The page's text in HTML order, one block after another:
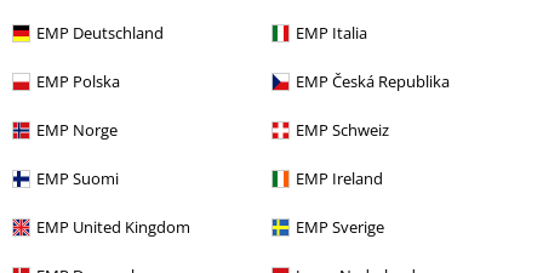
EMP Deutschland EMP Italia
EMP Polska EMP Česká Republika
EMP Norge EMP Schweiz
EMP Suomi EMP Ireland
EMP United Kingdom EMP Sverige
Kommentieren
7 Bewertungen